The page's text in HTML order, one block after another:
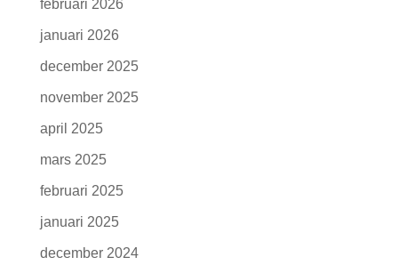
februari 2026
januari 2026
december 2025
november 2025
april 2025
mars 2025
februari 2025
januari 2025
december 2024